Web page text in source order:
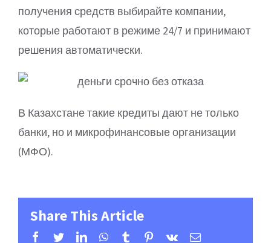
получения средств выбирайте компании,
которые работают в режиме 24/7 и принимают
решения автоматически.
В Казахстане такие кредиты дают не только
банки, но и микрофинансовые организации
(МФО).
Share This Article
Facebook
TwitterLinkedinWhatsapp
TumblrPinterest
Vk Email